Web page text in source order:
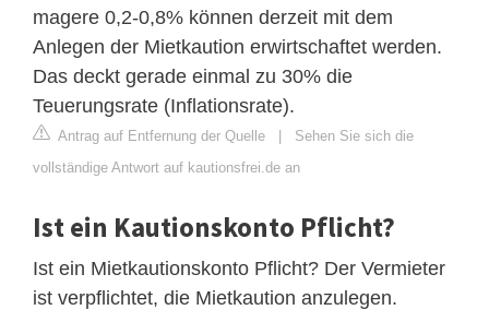
magere 0,2-0,8% können derzeit mit dem
Anlegen der Mietkaution erwirtschaftet werden.
Das deckt gerade einmal zu 30% die
Teuerungsrate (Inflationsrate).
Antrag auf Entfernung der Quelle | Sehen Sie sich die
vollständige Antwort auf kautionsfrei.de an
Ist ein Kautionskonto Pflicht?
Ist ein Mietkautionskonto Pflicht? Der Vermieter
ist verpflichtet, die Mietkaution anzulegen.